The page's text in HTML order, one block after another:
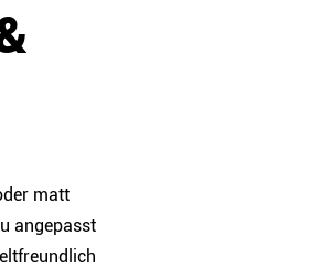
matt
angepasst